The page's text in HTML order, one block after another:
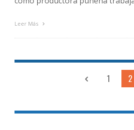
Leer Más
1 2